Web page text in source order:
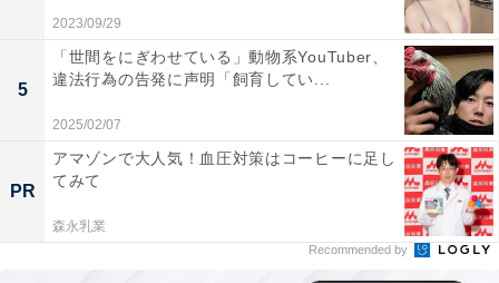
2023/09/29
5
「世間をにぎわせている」動物系YouTuber、
違法行為の告発に声明「飼育してい...
2025/02/07
PR
アマゾンで大人気！血圧対策はコーヒーに足し
てみて
森永乳業
Recommended by